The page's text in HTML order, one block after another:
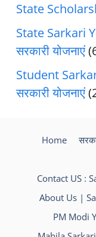
State
State Sarkari
सरकारी योजनाएं
Student
सरकारी योजनाएं
Home
Contact US :
About Us |
PM Modi